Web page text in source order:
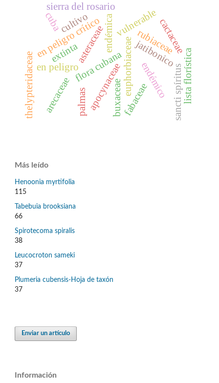
asteraceae
endémico
flora cubana
en peligro euphorbiaceae
endémica
en peligro crítico
apocynaceae
vulnerable
arecaceae
cultivo
fabaceae
jatibonico
sancti spírituslista florística
sierra del rosario
thelypteridaceae
cactaceae
buxaceae
palmas
cuba
rubiaceae
extinta
Más leído
Henoonia myrtifolia
115
Tabebuia brooksiana
66
Spirotecoma spiralis
38
Leucocroton sameki
37
Plumeria cubensis-Hoja de taxón
37
Enviar un artículo
Información